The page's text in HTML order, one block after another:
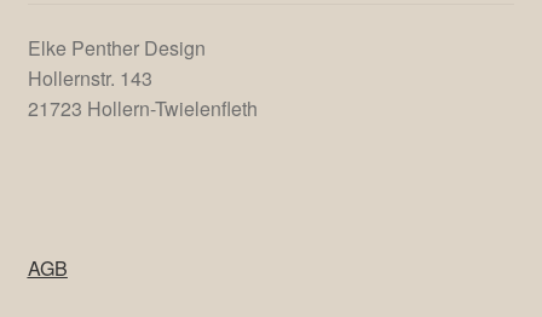
Dezember 2022
Elke Penther Design